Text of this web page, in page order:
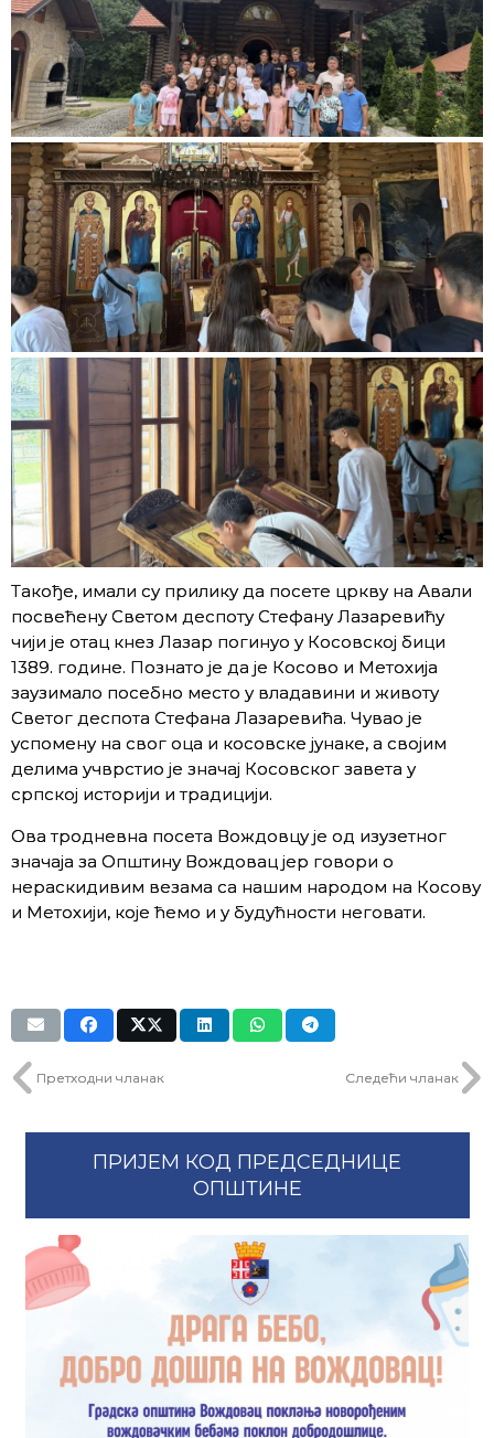
Такође, имали су прилику да посете цркву на Авали
посвећену Светом деспоту Стефану Лазаревићу
чији је отац кнез Лазар погинуо у Косовској бици
1389. године. Познато је да је Косово и Метохија
заузимало посебно место у владавини и животу
Светог деспота Стефана Лазаревића. Чувао је
успомену на свог оца и косовске јунаке, а својим
делима учврстио је значај Косовског завета у
српској историји и традицији.
Ова тродневна посета Вождовцу је од изузетног
значаја за Општину Вождовац јер говори о
нераскидивим везама са нашим народом на Косову
и Метохији, које ћемо и у будућности неговати.
Претходни чланак Следећи чланак
ПРИЈЕМ КОД ПРЕДСЕДНИЦЕ
ОПШТИНЕ